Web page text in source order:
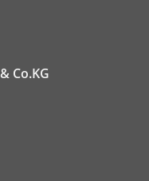
Co.KG